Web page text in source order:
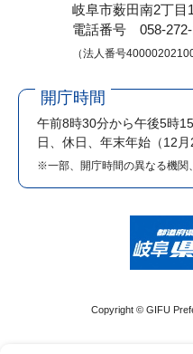
岐阜市薮田南2丁目
電話番号 058-272-
（法人番号
開庁時間
午前8時30分から午後5時
日、休日、年末年始（12
※一部、開庁時間の異なる機関
Copyright © GIFU